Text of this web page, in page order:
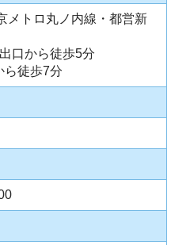
メトロ丸ノ内線・都営新
口から徒歩5分
ら徒歩7分